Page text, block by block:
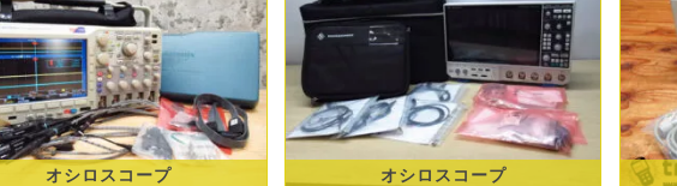
オシロスコープ オシロスコープ